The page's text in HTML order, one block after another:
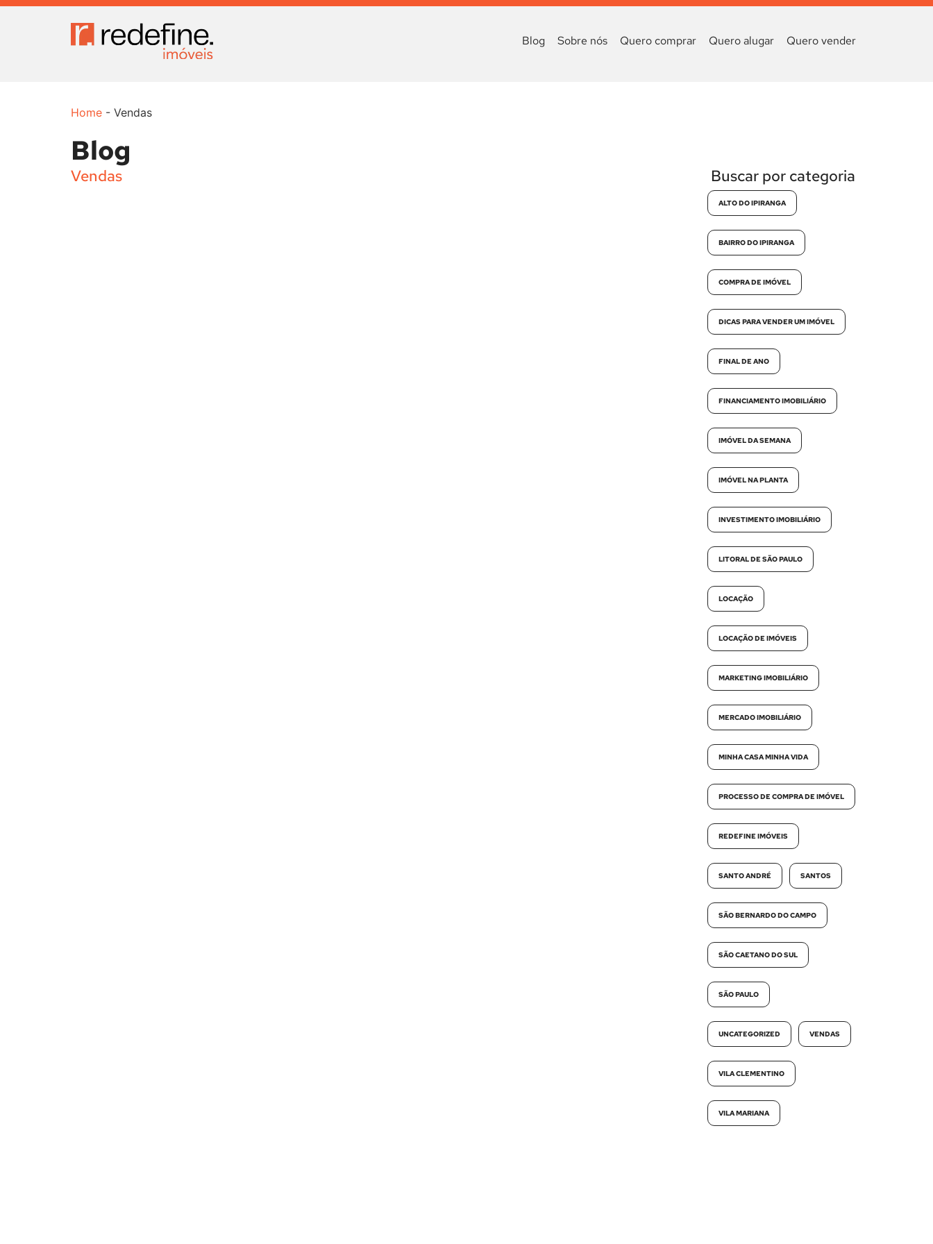
Blog Sobre nós Quero comprar Quero alugar Quero vender
Home - Vendas
Blog
Vendas Buscar por categoria
ALTO DO IPIRANGA
BAIRRO DO IPIRANGA
COMPRA DE IMÓVEL
DICAS PARA VENDER UM IMÓVEL
FINAL DE ANO
FINANCIAMENTO IMOBILIÁRIO
IMÓVEL DA SEMANA
IMÓVEL NA PLANTA
INVESTIMENTO IMOBILIÁRIO
LITORAL DE SÃO PAULO
LOCAÇÃO
LOCAÇÃO DE IMÓVEIS
MARKETING IMOBILIÁRIO
MERCADO IMOBILIÁRIO
MINHA CASA MINHA VIDA
PROCESSO DE COMPRA DE IMÓVEL
REDEFINE IMÓVEIS
SANTO ANDRÉ SANTOS
SÃO BERNARDO DO CAMPO
SÃO CAETANO DO SUL
SÃO PAULO
UNCATEGORIZED VENDAS
VILA CLEMENTINO
VILA MARIANA